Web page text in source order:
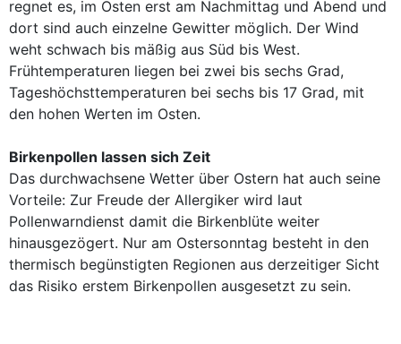
regnet es, im Osten erst am Nachmittag und Abend und
dort sind auch einzelne Gewitter möglich. Der Wind
weht schwach bis mäßig aus Süd bis West.
Frühtemperaturen liegen bei zwei bis sechs Grad,
Tageshöchsttemperaturen bei sechs bis 17 Grad, mit
den hohen Werten im Osten.
Birkenpollen lassen sich Zeit
Das durchwachsene Wetter über Ostern hat auch seine
Vorteile: Zur Freude der Allergiker wird laut
Pollenwarndienst damit die Birkenblüte weiter
hinausgezögert. Nur am Ostersonntag besteht in den
thermisch begünstigten Regionen aus derzeitiger Sicht
das Risiko erstem Birkenpollen ausgesetzt zu sein.